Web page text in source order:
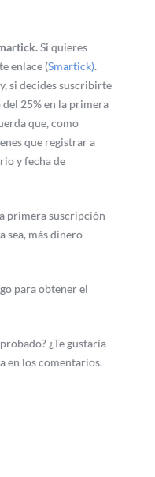
Si quieres
enlace (Smartick).
si decides suscribirte
25% en la primera
que, como
que registrar a
y fecha de
primera suscripción
sea, más dinero
para obtener el
¿Te gustaría
en los comentarios.